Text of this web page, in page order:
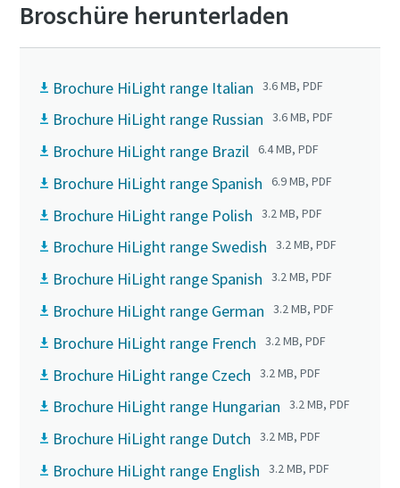
Broschüre herunterladen
Brochure HiLight range Italian 3.6 MB, PDF
Brochure HiLight range Russian 3.6 MB, PDF
Brochure HiLight range Brazil 6.4 MB, PDF
Brochure HiLight range Spanish 6.9 MB, PDF
Brochure HiLight range Polish 3.2 MB, PDF
Brochure HiLight range Swedish 3.2 MB, PDF
Brochure HiLight range Spanish 3.2 MB, PDF
Brochure HiLight range German 3.2 MB, PDF
Brochure HiLight range French 3.2 MB, PDF
Brochure HiLight range Czech 3.2 MB, PDF
Brochure HiLight range Hungarian 3.2 MB, PDF
Brochure HiLight range Dutch 3.2 MB, PDF
Brochure HiLight range English 3.2 MB, PDF